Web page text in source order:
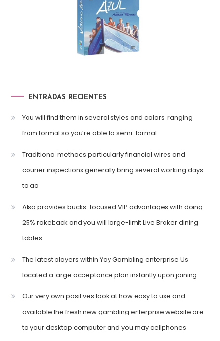
ENTRADAS RECIENTES
You will find them in several styles and colors, ranging
from formal so you’re able to semi-formal
Traditional methods particularly financial wires and
courier inspections generally bring several working days
to do
Also provides bucks-focused VIP advantages with doing
25% rakeback and you will large-limit Live Broker dining
tables
The latest players within Yay Gambling enterprise Us
located a large acceptance plan instantly upon joining
Our very own positives look at how easy to use and
available the fresh new gambling enterprise website are
to your desktop computer and you may cellphones